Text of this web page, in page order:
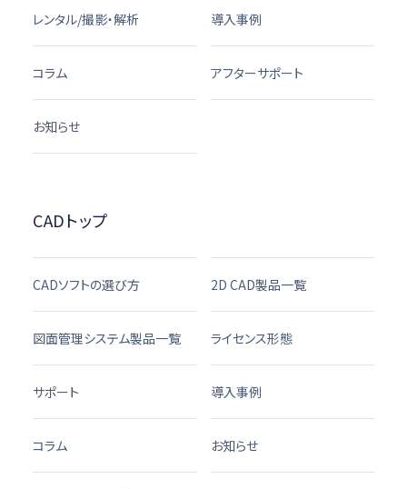
レンタル/撮影・解析 導入事例
コラム アフターサポート
お知らせ
CADトップ
CADソフトの選び方 2D CAD製品一覧
図面管理システム製品一覧 ライセンス形態
サポート 導入事例
コラム お知らせ